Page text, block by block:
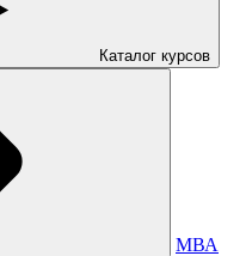
Каталог курсов
МВА